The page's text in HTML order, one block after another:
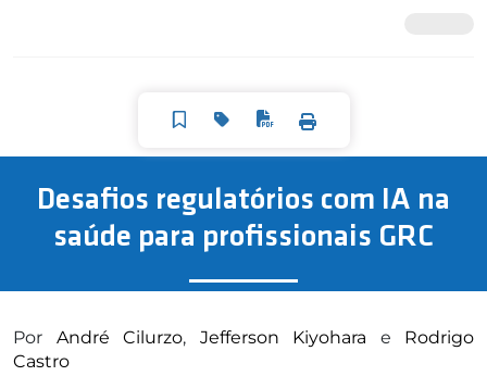
Desafios regulatórios com IA na
saúde para profissionais GRC
Por André Cilurzo, Jefferson Kiyohara e Rodrigo
Castro